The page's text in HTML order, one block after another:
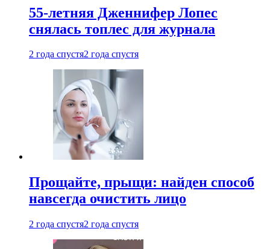
55-летняя Дженнифер Лопес
снялась топлес для журнала
2 года спустя2 года спустя
Прощайте, прыщи: найден способ
навсегда очистить лицо
2 года спустя2 года спустя